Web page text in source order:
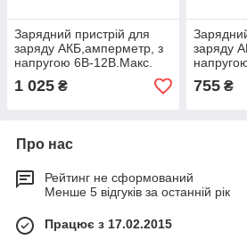
Зарядний пристрій для
заряду АКБ,амперметр, з
напругою 6В-12В.Макс.
струм підзарядки
8А.Макс.Ем120Ah
1 025 ₴
заряду
80Ah
755₴
Про нас
Рейтинг не сформований
Менше 5 відгуків за останній рік
Працює з 17.02.2015